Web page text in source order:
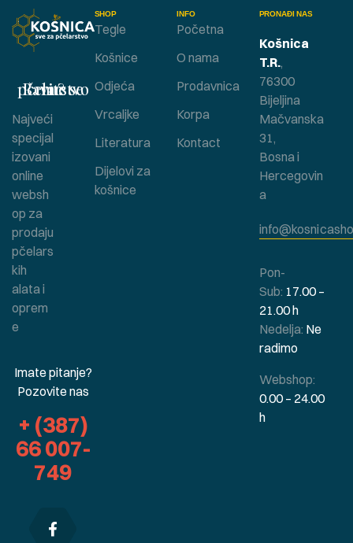
SHOP
Tegle
Košnice
Odjeća
Vrcaljke
Literatura
Dijelovi za
košnice
INFO
Početna
O nama
Prodavnica
Korpa
Kontact
Bavite se pčelarstvom ?
Najveći
specijal
izovani
online
websh
op za
prodaju
pčelars
kih
alata i
oprem
e
Imate pitanje?
Pozovite nas
+ (387)
66 007-
749
PRONAĐI NAS
Košnica
T.R.,
76300
Bijeljina
Mačvanska
31,
Bosna i
Hercegovin
a
Pon-
Sub: 17.00 –
21.00 h
Nedelja: Ne
radimo
Webshop:
0.00 – 24.00
h